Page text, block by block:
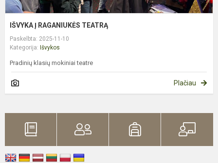
IŠVYKA Į RAGANIUKĖS TEATRĄ
Paskelbta: 2025-11-10
Kategorija: Išvykos
Pradinių klasių mokiniai teatre
Plačiau